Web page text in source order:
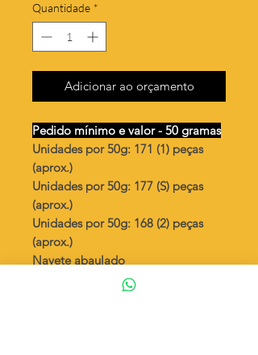
Quantidade *
Adicionar ao orçamento
Pedido mínimo e valor - 50 gramas
Unidades por 50g: 171 (1) peças
(aprox.)
Unidades por 50g: 177 (S) peças
(aprox.)
Unidades por 50g: 168 (2) peças
(aprox.)
Navete abaulado
: R$ 771,00
Quantidade aproximada por quilo